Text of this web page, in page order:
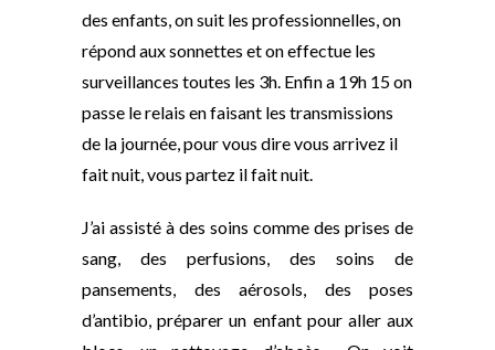
des enfants, on suit les professionnelles, on
répond aux sonnettes et on effectue les
surveillances toutes les 3h. Enfin a 19h 15 on
passe le relais en faisant les transmissions
de la journée, pour vous dire vous arrivez il
fait nuit, vous partez il fait nuit.
J’ai assisté à des soins comme des prises de
sang, des perfusions, des soins de
pansements, des aérosols, des poses
d’antibio, préparer un enfant pour aller aux